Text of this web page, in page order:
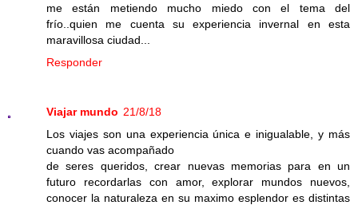
me están metiendo mucho miedo con el tema del
frío..quien me cuenta su experiencia invernal en esta
maravillosa ciudad...
Responder
Viajar mundo 21/8/18
Los viajes son una experiencia única e inigualable, y más
cuando vas acompañado
de seres queridos, crear nuevas memorias para en un
futuro recordarlas con amor, explorar mundos nuevos,
conocer la naturaleza en su maximo esplendor es distintas